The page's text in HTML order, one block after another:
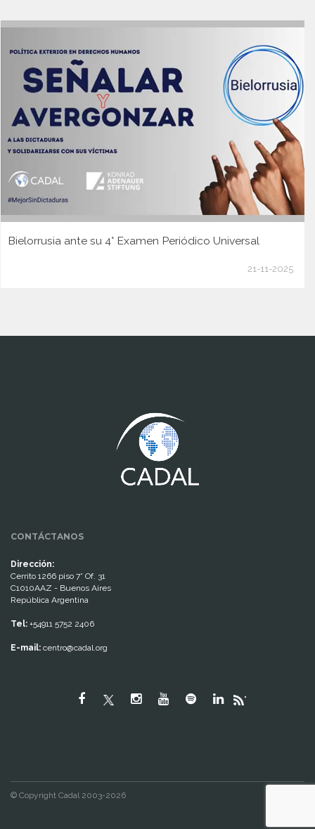
Bielorrusia ante su 4° Examen Periódico Universal
21-11-2025
CONTÁCTANOS
Dirección:
Cerrito 1266 piso 7° Of. 31
C1010AAZ - Buenos Aires
República Argentina
Tel: +54911 5752 2406
E-mail: centro@cadal.org
"
© Copyright Cadal 2003-2026